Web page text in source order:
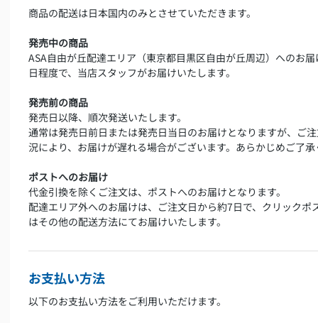
商品の配送は日本国内のみとさせていただきます。
発売中の商品
ASA自由が丘配達エリア（東京都目黒区自由が丘周辺）へのお
日程度で、当店スタッフがお届けいたします。
発売前の商品
発売日以降、順次発送いたします。
通常は発売日前日または発売日当日のお届けとなりますが、ご
況により、お届けが遅れる場合がございます。あらかじめご了
ポストへのお届け
代金引換を除くご注文は、ポストへのお届けとなります。
配達エリア外へのお届けは、ご注文日から約7日で、クリックポ
はその他の配送方法にてお届けいたします。
お支払い方法
以下のお支払い方法をご利用いただけます。